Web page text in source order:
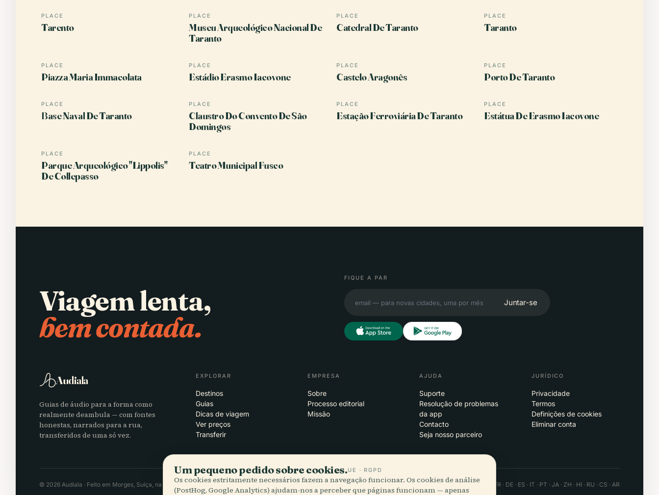
PLACE
Tarento
PLACE
Museu Arqueológico Nacional De
Taranto
PLACE
Catedral De Taranto
PLACE
Taranto
PLACE
Piazza Maria Immacolata
PLACE
Estádio Erasmo Iacovone
PLACE
Castelo Aragonês
PLACE
Porto De Taranto
PLACE
Base Naval De Taranto
PLACE
Claustro Do Convento De São
Domingos
PLACE
Estação Ferroviária De Taranto
PLACE
Estátua De Erasmo Iacovone
PLACE
Parque Arqueológico "Lippolis"
De Collepasso
PLACE
Teatro Municipal Fusco
Viagem lenta,
bem contada.
FIQUE A PAR
Juntar-se
Audiala
Guias de áudio para a forma como
realmente deambula — com fontes
honestas, narrados para a rua,
transferidos de uma só vez.
EXPLORAR
Destinos
Guias
Dicas de viagem
Ver preços
Transferir
EMPRESA
Sobre
Processo editorial
Missão
AJUDA
Suporte
Resolução de problemas
da app
Contacto
Seja nosso parceiro
JURÍDICO
Privacidade
Termos
Definições de cookies
Eliminar conta
© 2026 Audiala · Feito em Morges, Suíça, na estrada e nas nuvens iOS · Android · Web EN · FR · DE · ES · IT · PT · JA · ZH · HI · RU · CS · AR
Um pequeno pedido sobre cookies.UE · RGPD
Os cookies estritamente necessários fazem a navegação funcionar. Os cookies de análise
(PostHog, Google Analytics) ajudam-nos a perceber que páginas funcionam — apenas